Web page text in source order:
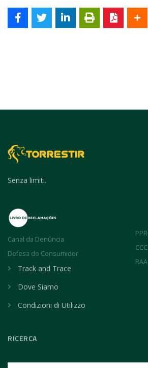
Senza limiti.
Canal da Denúncia
Defesa do Consumidor
CCC
RAA
Track and Trace
Dove Siamo
Condizioni di Utilizzo
RICERCA